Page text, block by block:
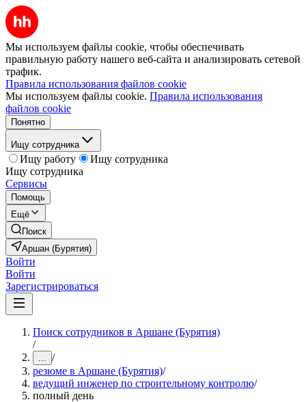
Мы используем файлы cookie, чтобы обеспечивать
правильную работу нашего веб-сайта и анализировать сетевой
трафик.
Правила использования файлов cookie
Мы используем файлы cookie. Правила использования
файлов cookie
Понятно
Ищу сотрудника
Ищу работу
Ищу сотрудника
Ищу сотрудника
Сервисы
Помощь
Ещё
Поиск
Аршан (Бурятия)
Войти
Войти
Зарегистрироваться
Поиск сотрудников в Аршане (Бурятия)
/
... /
резюме в Аршане (Бурятия)/
ведущий инженер по строительному контролю/
полный день